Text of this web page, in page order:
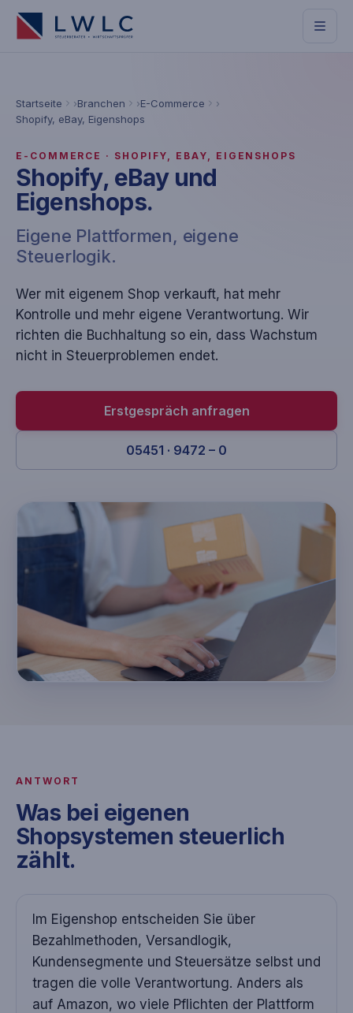
Startseite Branchen
E-Commerce
Shopify, eBay, Eigenshops
E-COMMERCE · SHOPIFY, EBAY, EIGENSHOPS
Shopify, eBay und
Eigenshops.
Eigene Plattformen, eigene
Steuerlogik.
Wer mit eigenem Shop verkauft, hat mehr
Kontrolle und mehr eigene Verantwortung. Wir
richten die Buchhaltung so ein, dass Wachstum
nicht in Steuerproblemen endet.
Erstgespräch anfragen
05451 · 9472 – 0
ANTWORT
Was bei eigenen
Shopsystemen steuerlich
zählt.
Im Eigenshop entscheiden Sie über
Bezahlmethoden, Versandlogik,
Kundensegmente und Steuersätze selbst und
tragen die volle Verantwortung. Anders als
auf Amazon, wo viele Pflichten der Plattform